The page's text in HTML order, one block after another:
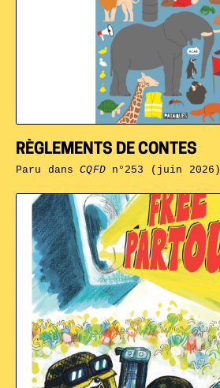
RÈGLEMENTS DE CONTES
Paru dansCQFDn°253 (juin 2026)